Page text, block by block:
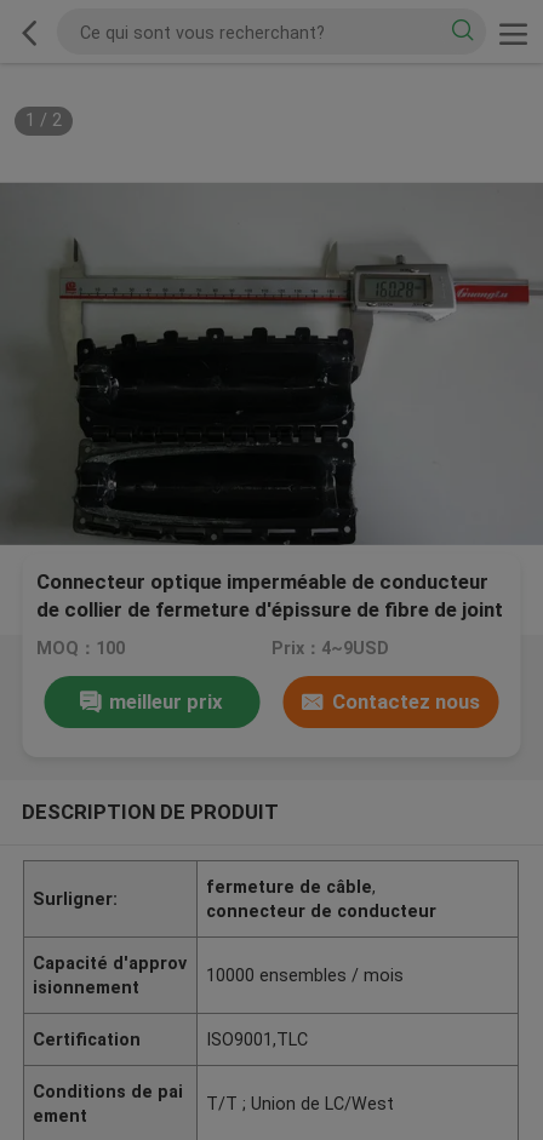
1 / 2
Connecteur optique imperméable de conducteur
de collier de fermeture d'épissure de fibre de joint
de gel
MOQ：100 Prix：4~9USD
meilleur prix Contactez nous
DESCRIPTION DE PRODUIT
Surligner:
fermeture de câble,
connecteur de conducteur
Capacité d'approv
isionnement
10000 ensembles / mois
Certification ISO9001,TLC
Conditions de pai
ement
T/T ; Union de LC/West